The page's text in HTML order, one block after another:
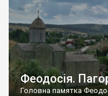
Феодосія.
Головна памятка